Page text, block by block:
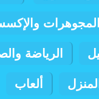
المجوهرات
الرياضة
المنزل ألعاب